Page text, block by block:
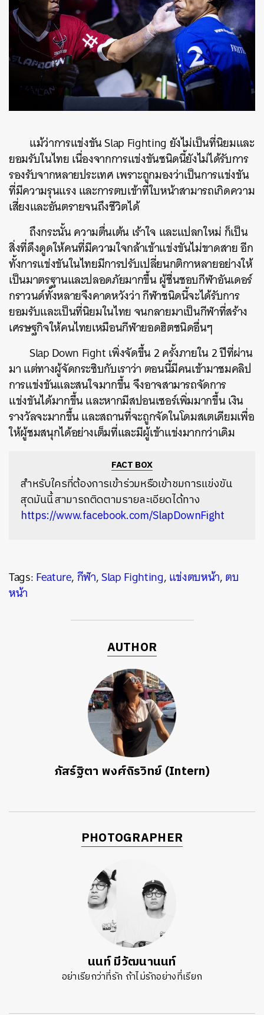
แม้ว่าการแข่งขัน Slap Fighting ยังไม่เป็นที่นิยมและ
ยอมรับในไทย เนื่องจากการแข่งขันชนิดนี้ยังไม่ได้รับการ
รองรับจากหลายประเทศ เพราะถูกมองว่าเป็นการแข่งขัน
ที่มีความรุนแรง และการตบเข้าที่ใบหน้าสามารถเกิดความ
เสี่ยงและอันตรายจนถึงชีวิตได้
ถึงกระนั้น ความตื่นเต้น เร้าใจ และแปลกใหม่ ก็เป็น
สิ่งที่ดึงดูดให้คนที่มีความใจกล้าเข้าแข่งขันไม่ขาดสาย อีก
ทั้งการแข่งขันในไทยมีการปรับเปลี่ยนกติกาหลายอย่างให้
เป็นมาตรฐานและปลอดภัยมากขึ้น ผู้ชื่นชอบกีฬาอันเดอร์
กราวนด์ทั้งหลายจึงคาดหวังว่า กีฬาชนิดนี้จะได้รับการ
ยอมรับและเป็นที่นิยมในไทย จนกลายมาเป็นกีฬาที่สร้าง
เศรษฐกิจให้คนไทยเหมือนกีฬายอดฮิตชนิดอื่นๆ
Slap Down Fight เพิ่งจัดขึ้น 2 ครั้งภายใน 2 ปีที่ผ่าน
มา แต่ทางผู้จัดกระซิบกับเราว่า ตอนนี้มีคนเข้ามาชมคลิป
การแข่งขันและสนใจมากขึ้น จึงอาจสามารถจัดการ
แข่งขันได้มากขึ้น และหากมีสปอนเซอร์เพิ่มมากขึ้น เงิน
รางวัลจะมากขึ้น และสถานที่จะถูกจัดในโดมสเตเดียมเพื่อ
ให้ผู้ชมสนุกได้อย่างเต็มที่และมีผู้เข้าแข่งมากกว่าเดิม
FACT BOX
สำหรับใครที่ต้องการเข้าร่วมหรือเข้าชมการแข่งขัน
สุดมันนี้ สามารถติดตามรายละเอียดได้ทาง
https://www.facebook.com/SlapDownFight
Tags:Feature,กีฬา,Slap Fighting,แข่งตบหน้า,ตบ
หน้า
AUTHOR
ภัสร์ฐิตา พงศ์ถิรวิทย์ (Intern)
PHOTOGRAPHER
นนท์ มีวัฒนานนท์
อย่าเรียกว่าที่รัก ถ้าไม่รักอย่างที่เรียก